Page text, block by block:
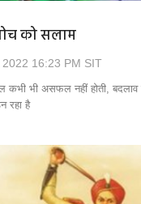
को सलाम
16:23 PM SIT
कभी भी असफल नहीं होती,
रहा है